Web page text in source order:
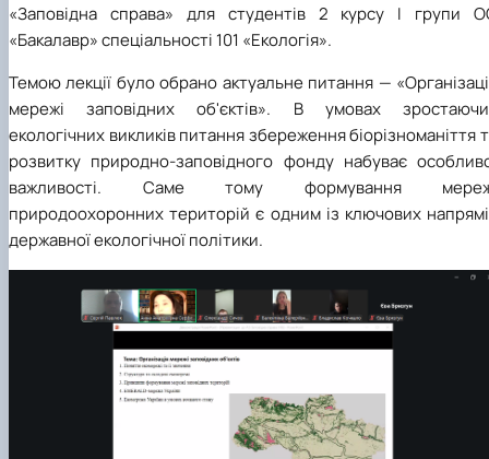
«Заповідна справа» для студентів 2 курсу І групи
«Бакалавр» спеціальності 101 «Екологія».
Темою лекції було обрано актуальне питання —
мережі заповідних об'єктів». В умовах
екологічних викликів питання збереження біорізноманіття
розвитку природно-заповідного фонду набуває
важливості. Саме тому формування
природоохоронних територій є одним із ключових
державної екологічної політики.